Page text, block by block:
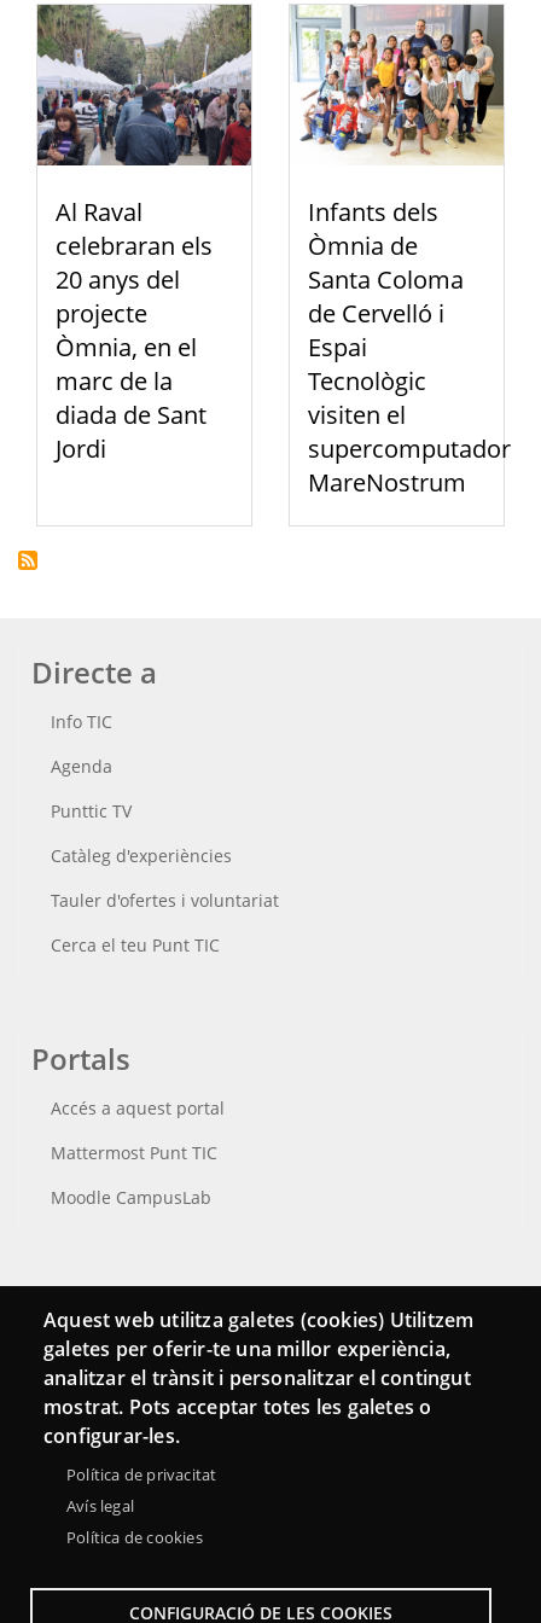
Al Raval
celebraran els
20 anys del
projecte
Òmnia, en el
marc de la
diada de Sant
Jordi
Infants dels
Òmnia de
Santa Coloma
de Cervelló i
Espai
Tecnològic
visiten el
supercomputador
MareNostrum
Directe a
Info TIC
Agenda
Punttic TV
Catàleg d'experiències
Tauler d'ofertes i voluntariat
Cerca el teu Punt TIC
Portals
Accés a aquest portal
Mattermost Punt TIC
Moodle CampusLab
Connecta
Bustia de contacte
Butlletins
Aquest web utilitza galetes (cookies) Utilitzem
galetes per oferir-te una millor experiència,
analitzar el trànsit i personalitzar el contingut
mostrat. Pots acceptar totes les galetes o
configurar-les.
Política de privacitat
Avís legal
Política de cookies
CONFIGURACIÓ DE LES COOKIES